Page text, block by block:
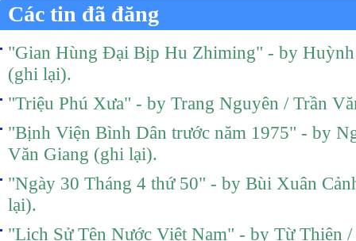
Các tin đã đăng
"Gian Hùng Đại Bịp Hu Zhiming" - by
(ghi lại).
"Triệu Phú Xưa" - by Trang Nguyên / Trần
"Bịnh Viện Bình Dân trước năm 1975" - by
Văn Giang (ghi lại).
"Ngày 30 Tháng 4 thứ 50" - by Bùi Xuân
lại).
"Lịch Sử Tên Nước Việt Nam" - by Từ Thiện